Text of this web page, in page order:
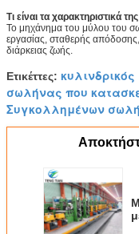
Τι είναι τα χαρακτηριστικά
Το μηχάνημα του μύλου του
εργασίας, σταθερής
διάρκειας ζωής.
Ετικέττες:
σωλήνας που
Συγκολλημένων